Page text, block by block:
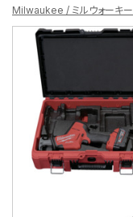
Milwaukee / ミルウォーキー